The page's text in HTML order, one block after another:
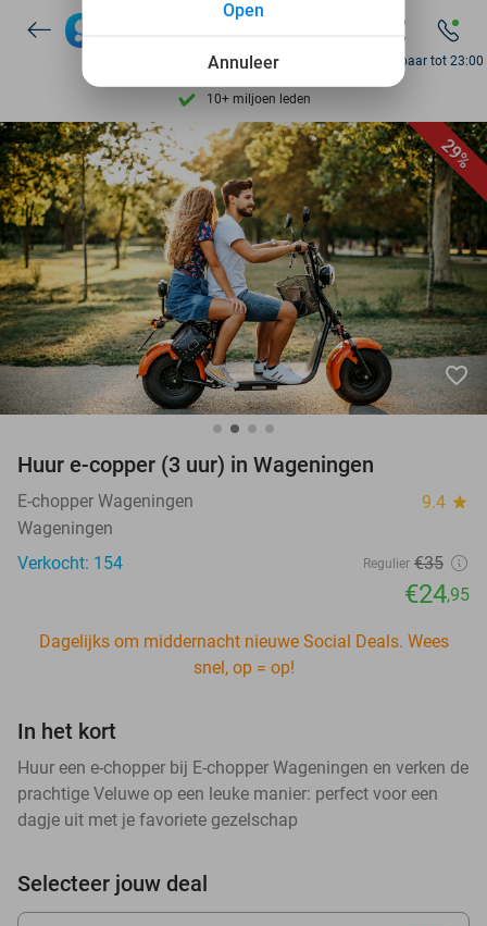
7 dagen per week beschikbaar
10+ miljoen leden
9,4 op basis van
Ontdek 15.000+ deals
7 dagen per week beschikbaar
10+ miljoen leden
Bereikbaar tot 23:00
29%
favorite_border
Huur e-copper (3 uur) in Wageningen
E-chopper Wageningen 9.4 star
Wageningen
Verkocht: 154
Regulier €35
€24,95
Dagelijks om middernacht nieuwe Social Deals. Wees
snel, op = op!
In het kort
Huur een e-chopper bij E-chopper Wageningen en verken de
prachtige Veluwe op een leuke manier: perfect voor een
dagje uit met je favoriete gezelschap
Selecteer jouw deal
Annuleer
Open